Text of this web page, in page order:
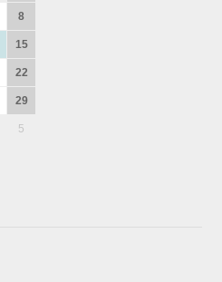
8
15
22
29
5